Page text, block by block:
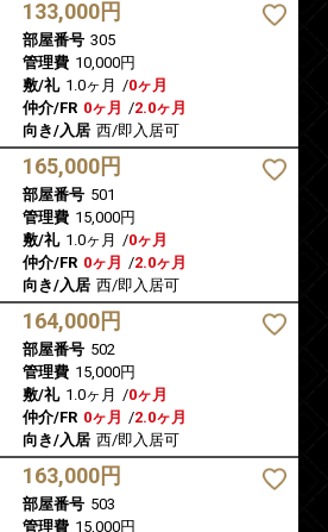
133,000円
部屋番号 305
管理費 10,000円
敷/礼 1.0ヶ月 /0ヶ月
仲介/FR 0ヶ月 /2.0ヶ月
向き/入居 西/即入居可
165,000円
部屋番号 501
管理費 15,000円
敷/礼 1.0ヶ月 /0ヶ月
仲介/FR 0ヶ月 /2.0ヶ月
向き/入居 西/即入居可
164,000円
部屋番号 502
管理費 15,000円
敷/礼 1.0ヶ月 /0ヶ月
仲介/FR 0ヶ月 /2.0ヶ月
向き/入居 西/即入居可
163,000円
部屋番号 503
管理費 15,000円